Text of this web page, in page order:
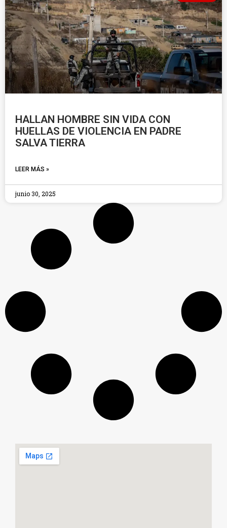
HALLAN HOMBRE SIN VIDA CON
HUELLAS DE VIOLENCIA EN PADRE
SALVA TIERRA
LEER MÁS »
junio 30, 2025